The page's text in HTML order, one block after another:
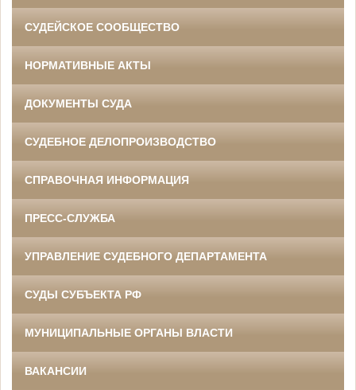
СУДЕЙСКОЕ СООБЩЕСТВО
НОРМАТИВНЫЕ АКТЫ
ДОКУМЕНТЫ СУДА
СУДЕБНОЕ ДЕЛОПРОИЗВОДСТВО
СПРАВОЧНАЯ ИНФОРМАЦИЯ
ПРЕСС-СЛУЖБА
УПРАВЛЕНИЕ СУДЕБНОГО ДЕПАРТАМЕНТА
СУДЫ СУБЪЕКТА РФ
МУНИЦИПАЛЬНЫЕ ОРГАНЫ ВЛАСТИ
ВАКАНСИИ